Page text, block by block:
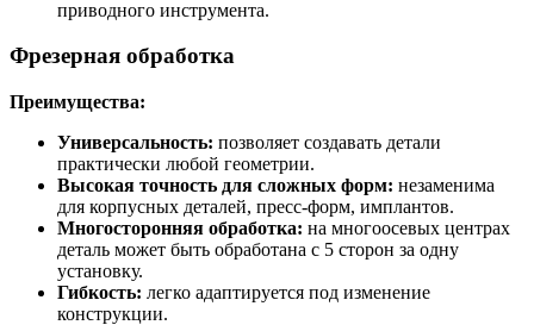
приводного инструмента.
Фрезерная обработка
Преимущества:
Универсальность: позволяет создавать детали
практически любой геометрии.
Высокая точность для сложных форм: незаменима
для корпусных деталей, пресс-форм, имплантов.
Многосторонняя обработка: на многоосевых центрах
деталь может быть обработана с 5 сторон за одну
установку.
Гибкость: легко адаптируется под изменение
конструкции.